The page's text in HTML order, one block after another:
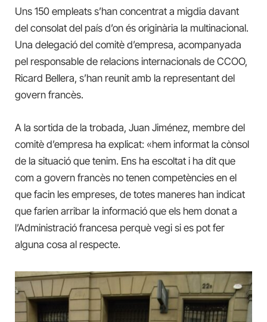
Uns 150 empleats s’han concentrat a migdia davant
del consolat del país d’on és originària la multinacional.
Una delegació del comitè d’empresa, acompanyada
pel responsable de relacions internacionals de CCOO,
Ricard Bellera, s’han reunit amb la representant del
govern francès.
A la sortida de la trobada, Juan Jiménez, membre del
comitè d’empresa ha explicat: «hem informat la cònsol
de la situació que tenim. Ens ha escoltat i ha dit que
com a govern francès no tenen competències en el
que facin les empreses, de totes maneres han indicat
que farien arribar la informació que els hem donat a
l’Administració francesa perquè vegi si es pot fer
alguna cosa al respecte.